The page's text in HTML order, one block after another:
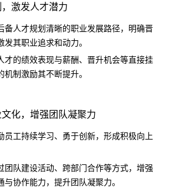
，激发人才潜力
备人才规划清晰的职业发展路径，明确晋
其职业追求和动力。
才的绩效表现与薪酬、晋升机会等直接挂
制激励其不断提升。
文化，增强团队凝聚力
员工持续学习、勇于创新，形成积极向上
团队建设活动、跨部门合作等方式，增强
与协作能力，提升团队凝聚力。